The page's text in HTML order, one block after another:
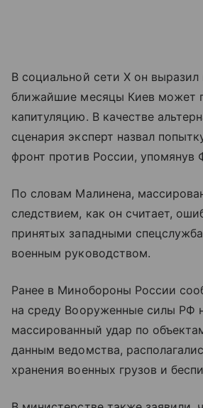
В социальной сети X он выразил
ближайшие месяцы Киев может
капитуляцию. В качестве
сценария эксперт назвал
фронт против России, упомянув
По словам Малинена,
следствием, как он считает,
принятых западными
военным руководством.
Ранее в Минобороны России
на среду Вооруженные силы РФ
массированный удар по
данным ведомства,
хранения военных грузов и